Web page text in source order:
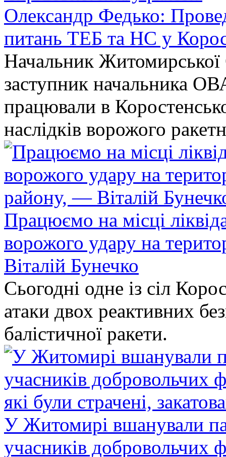
Олександр Федько:
питань ТЕБ та НС у
Начальник
заступник начальника
працювали в
наслідків ворожого
Працюємо на місці
ворожого удару на
Віталій Бунечко
Сьогодні одне із сіл
атаки двох реактивних
балістичної ракети.
У Житомирі вшанували
учасників добровольчих